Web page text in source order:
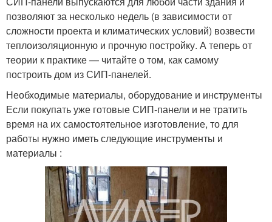
позволяют за несколько недель (в зависимости от
сложности проекта и климатических условий) возвести
теплоизоляционную и прочную постройку. А теперь от
теории к практике — читайте о том, как самому
построить дом из СИП-панелей.
Необходимые материалы, оборудование и инструменты
Если покупать уже готовые СИП-панели и не тратить
время на их самостоятельное изготовление, то для
работы нужно иметь следующие инструменты и
материалы :